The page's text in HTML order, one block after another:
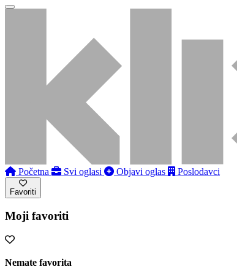
Početna Svi oglasi Objavi oglas Poslodavci
Favoriti
Moji favoriti
Nemate favorita